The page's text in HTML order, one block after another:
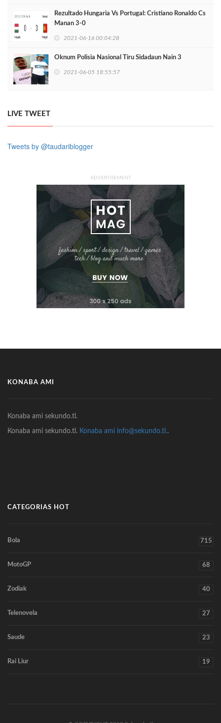
Rezultado Hungaria Vs Portugal: Cristiano Ronaldo Cs
Manan 3-0
2021-06-16 00:04:28
Oknum Polisia Nasional Tiru Sidadaun Nain 3
2021-06-05 18:55:57
LIVE TWEET
Tweets by @taudariblogger
ADVERTISEMENT
KONABA AMI
Konaba ami sekundo.tl.
Konaba ami sekundo.tl. Konaba ami info@sekundo.tl..
CATEGORIAS HOT
Bola 715
MotoGP 68
Zodiak 40
Telenovela 27
Saude 23
Rai Liur 19